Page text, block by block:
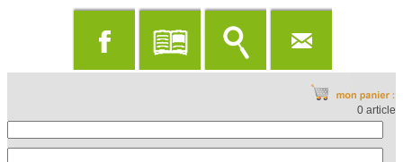
0 article